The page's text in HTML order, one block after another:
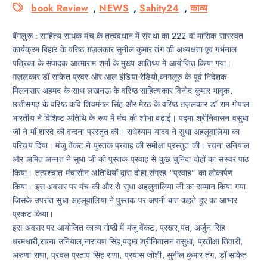
book Review , NEWS ,Sahity24 ,काव्य
बेंगलुरू : साहित्य साधक मंच के तत्ववधान में संस्था का 222 वां मासिक सारस्वत
कार्यक्रम बिहार के वरिष्ठ ग़ज़लकार सुनील कुमार तंग की अध्यक्षता एवं गर्भनाल
पत्रिका के संपादक आत्माराम शर्मा के मुख्य आतिथ्य में आयोजित किया गया।
ग़ज़लकार डॉ साकेत प्रवर और आल इंडिया रेडियो,ब्नगलूरु के पूर्व निदेशक
मिलनसार अहमद के साथ लखनऊ के वरिष्ठ साहित्यकार विनोद कुमार भावुक,
छत्तीसगढ़ के वरिष्ठ कवि शिवमंगल सिंह और मेरठ के वरिष्ठ ग़ज़लकार डॉ राम गोपाल
भारतीय ने विशिष्ट अतिथि के रूप में मंच की शोभा बढ़ाई। पद्मा श्रीनिवासन वसुधा
जी ने माँ शारदे की वन्दना प्रस्तुत की। राधेश्याम यादव ने सुधा अहलूवालिया का
परिचय दिया। मंजू वेंकट ने पुस्तक प्रवाह की समीक्षा प्रस्तुत की। रचना उनियाल
और अमित अन्नत ने सुधा जी की पुस्तक प्रवाह से कुछ चुनिंदा दोहों का सस्वर पाठ
किया। तत्पश्चात मंचासीन अतिथियों द्वारा दोहा संग्रह “प्रवाह” का लोकार्पण
किया। इस अवसर पर मंच की और से सुधा अहलुवालिया जी का सम्मान किया गया
जिसके उपरांत सुधा अहलूवालिया ने पुस्तक पर अपनी बात कहते हुए का आभार
प्रकट किया।
इस अवसर पर आयोजित काव्य गोष्ठी में मंजू वेंकट, प्रखर,पंत, अर्जुन सिंह
धरमधारी,रचना उनियाल,नारायण सिंह,पद्मा श्रीनिवासन वसुधा, प्रतीक्षा तिवारी,
अरुणा राणा, प्रवल प्रताप सिंह राणा, प्रयास जोशी, सुनील कुमार तंग, डॉ साकेत